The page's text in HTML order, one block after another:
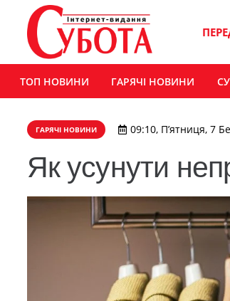
ТОП НОВИНИ ГАРЯЧІ НОВИНИ
ГАРЯЧІ НОВИНИ 09:10, П’ятниця, 7
Як усунути